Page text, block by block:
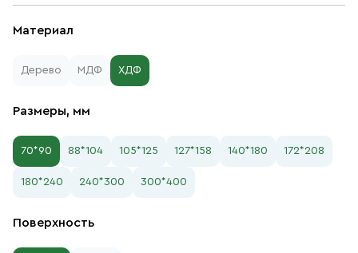
Материал
Дерево МДФ ХДФ
Размеры, мм
70*90 88*104 105*125 127*158 140*180 172*208
180*240 240*300 300*400
Поверхность